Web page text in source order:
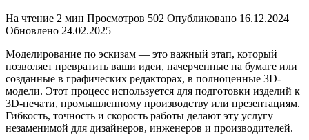
На чтение 2 мин Просмотров 502 Опубликовано 16.12.2024
Обновлено 24.02.2025
Моделирование по эскизам — это важный этап, который
позволяет превратить ваши идеи, начерченные на бумаге или
созданные в графических редакторах, в полноценные 3D-
модели. Этот процесс используется для подготовки изделий к
3D-печати, промышленному производству или презентациям.
Гибкость, точность и скорость работы делают эту услугу
незаменимой для дизайнеров, инженеров и производителей.